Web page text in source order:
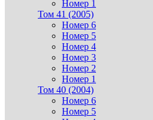
Номер 1
Том 41 (2005)
Номер 6
Номер 5
Номер 4
Номер 3
Номер 2
Номер 1
Том 40 (2004)
Номер 6
Номер 5